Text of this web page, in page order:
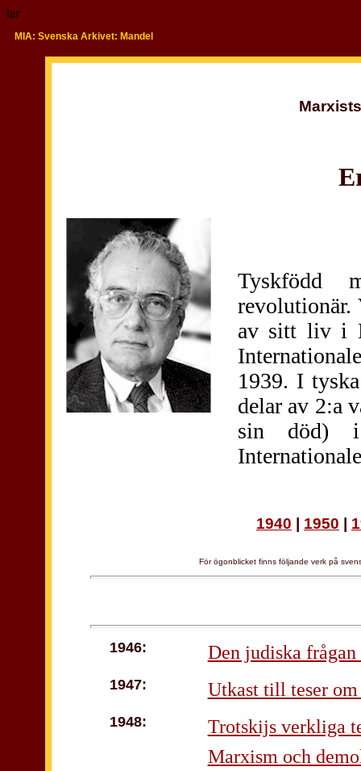
lar
MIA: Svenska Arkivet: Mandel
Tyskfödd
revolutionär.
av sitt liv i
1939. I
delar av 2:a
sin död) i
1940 1950
För ögonblicket finns följande verk på
1946: Den judiska
1947: Utkast till teser
1948:
Trotskijs verkliga
Marxism och